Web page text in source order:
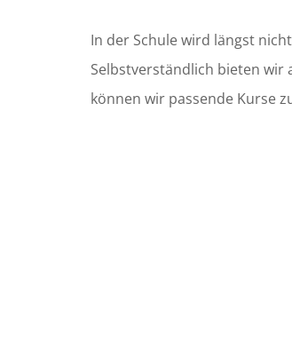
In der Schule wird längst
Selbstverständlich bieten wir
können wir passende Kurse